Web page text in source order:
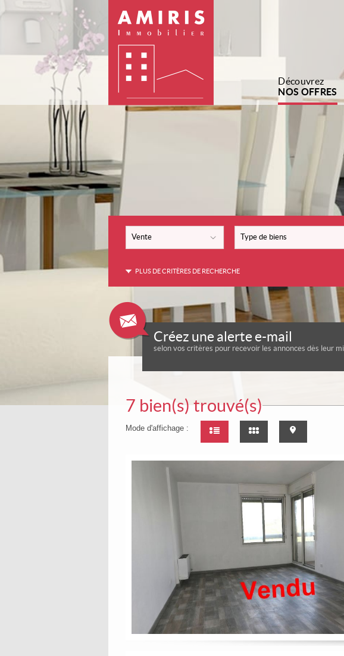
Découvrez
NOS OFFRES
Vente Type de biens
PLUS DE CRITÈRES DE RECHERCHE
Créez une alerte e-mail
selon vos critères pour recevoir les annonces dès leur
7 bien(s) trouvé(s)
Mode d'affichage :